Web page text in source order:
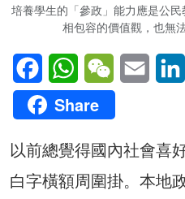
培養學生的「參政」能力應是公
相包容的價值觀，也無
FacebookWhatsAppWeChatEmail
Share
以前總覺得國內社會喜
白字橫額周圍掛。本地